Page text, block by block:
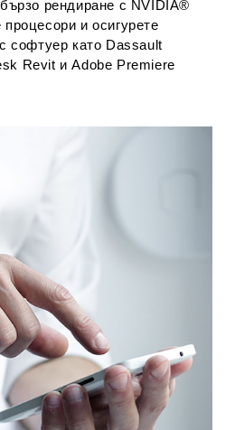
рендиране с NVIDIA®
и осигурете
софтуер като Dassault
Revit и Adobe Premiere